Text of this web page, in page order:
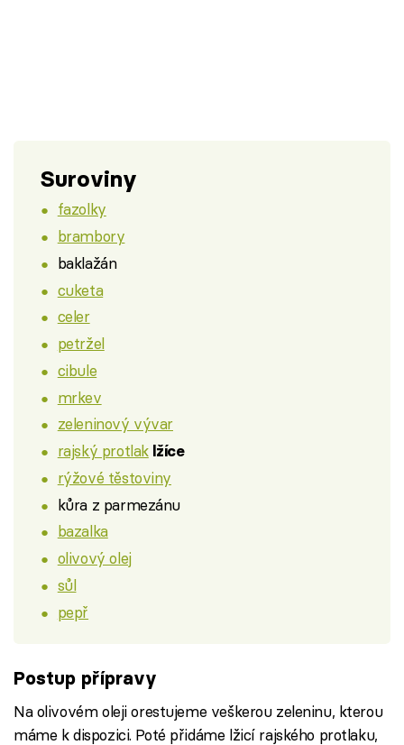
Suroviny
fazolky
brambory
baklažán
cuketa
celer
petržel
cibule
mrkev
zeleninový vývar
rajský protlak lžíce
rýžové těstoviny
kůra z parmezánu
bazalka
olivový olej
sůl
pepř
Postup přípravy
Na olivovém oleji orestujeme veškerou zeleninu, kterou
máme k dispozici. Poté přidáme lžicí rajského protlaku,